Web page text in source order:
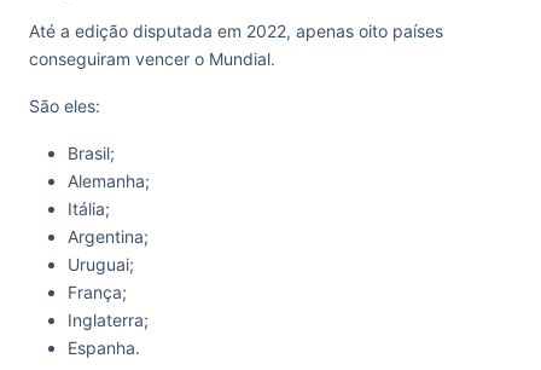
Até a edição disputada em 2022, apenas oito países
conseguiram vencer o Mundial.
São eles:
Brasil;
Alemanha;
Itália;
Argentina;
Uruguai;
França;
Inglaterra;
Espanha.